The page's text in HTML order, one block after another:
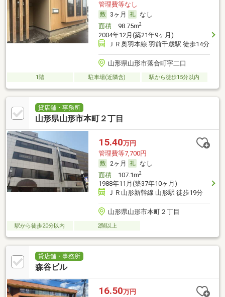
管理費等なし
3ヶ月
なし
面積98.75m2
2004年12月(築21年9ヶ月)
ＪＲ奥羽本線 羽前千歳駅 徒歩14分
山形県山形市落合町字二口
1階 駐車場(近隣含) 駅から徒歩15分以内
貸店舗・事務所
山形県山形市本町２丁目
15.40万円
管理費等7,700円
2ヶ月
なし
面積107.1m2
1988年11月(築37年10ヶ月)
ＪＲ山形新幹線 山形駅 徒歩19分
山形県山形市本町２丁目
駅から徒歩20分以内 2階以上
貸店舗・事務所
森谷ビル
16.50万円